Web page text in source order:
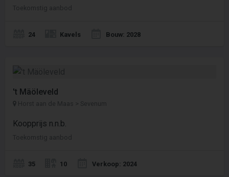
Toekomstig aanbod
24 Kavels Bouw: 2028
't Mäöleveld
Horst aan de Maas > Sevenum
Koopprijs n.n.b.
Toekomstig aanbod
35 10 Verkoop: 2024